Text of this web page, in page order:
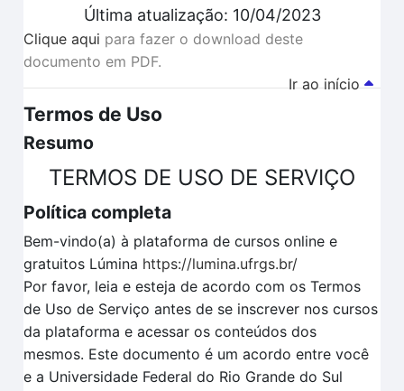
Última atualização: 10/04/2023
Clique aqui para fazer o download deste
documento em PDF.
Ir ao início
Termos de Uso
Resumo
TERMOS DE USO DE SERVIÇO
Política completa
Bem-vindo(a) à plataforma de cursos online e
gratuitos Lúmina https://lumina.ufrgs.br/
Por favor, leia e esteja de acordo com os Termos
de Uso de Serviço antes de se inscrever nos cursos
da plataforma e acessar os conteúdos dos
mesmos. Este documento é um acordo entre você
e a Universidade Federal do Rio Grande do Sul